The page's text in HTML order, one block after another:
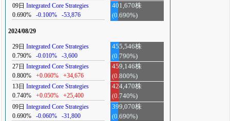
09日 Integrated Core Strategies
0.690%
-0.100% -53,876
401,670株
(0.690%)
2024/08/29
29日 Integrated Core Strategies
0.790%
-0.010% -3,600
455,546株
(0.790%)
27日 Integrated Core Strategies
0.800%
+0.060% +34,676
459,146株
(0.800%)
13日 Integrated Core Strategies
0.740%
+0.050% +25,400
424,470株
(0.740%)
09日 Integrated Core Strategies
0.690%
-0.060% -31,800
399,070株
(0.690%)